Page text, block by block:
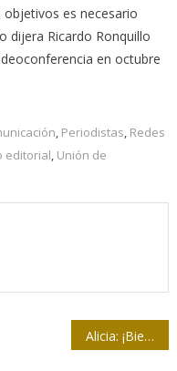
es necesario
dijera Ricardo Ronquillo
en octubre
Periodistas Redes
editorial Unión de
Alicia: ¡Bienvenida al sitial eterno de la Cubanidad!